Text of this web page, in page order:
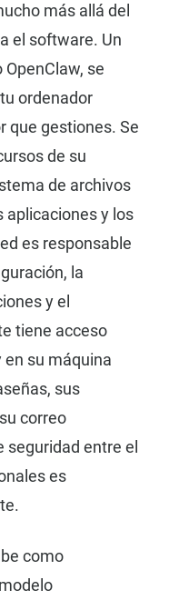
más allá del
el software. Un
se
ordenador
que gestiones. Se
de su
de archivos
aplicaciones y los
es responsable
la
y el
tiene acceso
en su máquina
sus
correo
entre el
es
como